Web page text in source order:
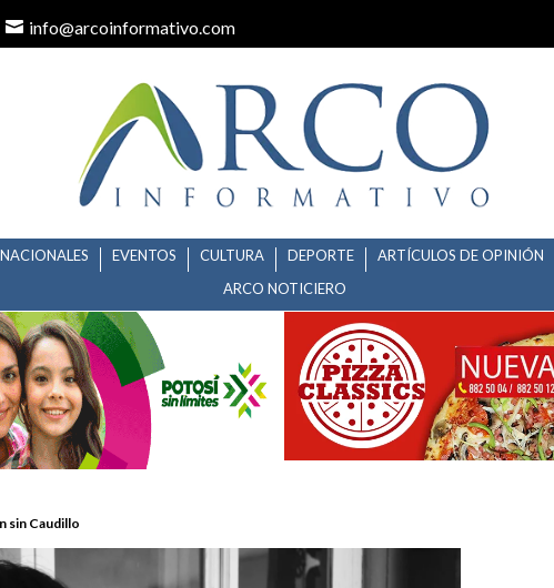
info@arcoinformativo.com
EVENTOS CULTURA DEPORTE ARTÍCULOS DE OPINIÓN
ARCO NOTICIERO
sin Caudillo